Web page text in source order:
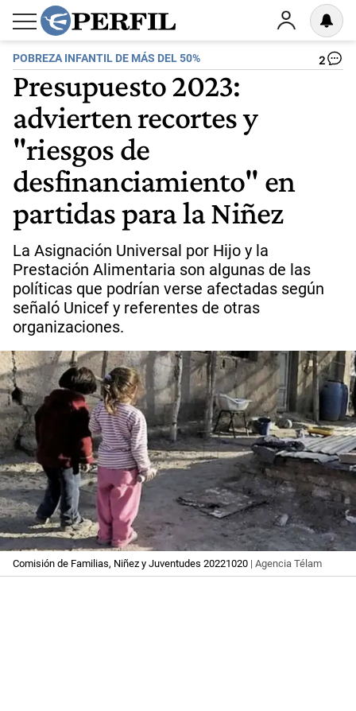
POBREZA INFANTIL DE MÁS DEL 50% 2
Presupuesto 2023:
advierten recortes y
"riesgos de
desfinanciamiento" en
partidas para la Niñez
La Asignación Universal por Hijo y la
Prestación Alimentaria son algunas de las
políticas que podrían verse afectadas según
señaló Unicef y referentes de otras
organizaciones.
Comisión de Familias, Niñez y Juventudes 20221020 | Agencia Télam